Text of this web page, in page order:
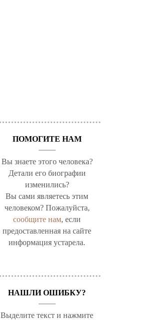
ПОМОГИТЕ НАМ
Вы знаете этого человека?
Детали его биографии
изменились?
Вы сами являетесь этим
человеком? Пожалуйста,
сообщите нам, если
предоставленная на сайте
информация устарела.
НАШЛИ ОШИБКУ?
Выделите текст и нажмите